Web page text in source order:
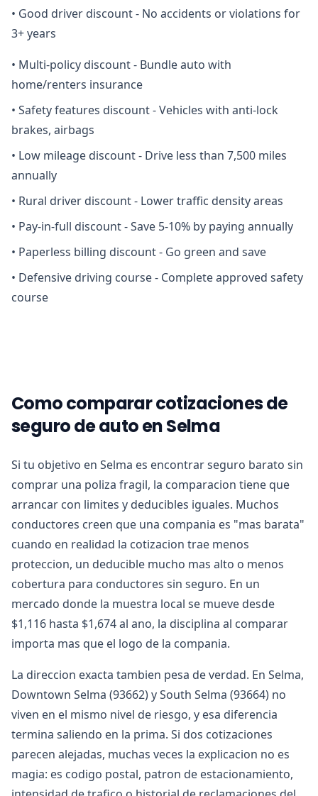
• Good driver discount - No accidents or violations for
3+ years
• Multi-policy discount - Bundle auto with
home/renters insurance
• Safety features discount - Vehicles with anti-lock
brakes, airbags
• Low mileage discount - Drive less than 7,500 miles
annually
• Rural driver discount - Lower traffic density areas
• Pay-in-full discount - Save 5-10% by paying annually
• Paperless billing discount - Go green and save
• Defensive driving course - Complete approved safety
course
Como comparar cotizaciones de
seguro de auto en Selma
Si tu objetivo en Selma es encontrar seguro barato sin
comprar una poliza fragil, la comparacion tiene que
arrancar con limites y deducibles iguales. Muchos
conductores creen que una compania es "mas barata"
cuando en realidad la cotizacion trae menos
proteccion, un deducible mucho mas alto o menos
cobertura para conductores sin seguro. En un
mercado donde la muestra local se mueve desde
$1,116 hasta $1,674 al ano, la disciplina al comparar
importa mas que el logo de la compania.
La direccion exacta tambien pesa de verdad. En Selma,
Downtown Selma (93662) y South Selma (93664) no
viven en el mismo nivel de riesgo, y esa diferencia
termina saliendo en la prima. Si dos cotizaciones
parecen alejadas, muchas veces la explicacion no es
magia: es codigo postal, patron de estacionamiento,